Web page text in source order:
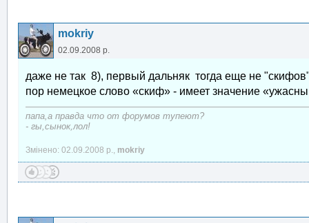
mokriy
02.09.2008 р.
даже не так 8), первый дальняк тогда еще не
пор немецкое слово «скиф» - имеет значение
папа,а правда что от форумов тупеют?
- гы,сынок,лол!
Змінено: 02.09.2008 р., mokriy